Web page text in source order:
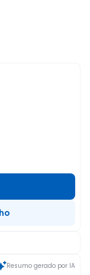
Resumo gerado por IA